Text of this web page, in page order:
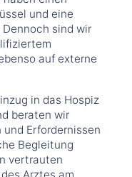
und eine
sind wir
auf externe
in das Hospiz
beraten wir
Erfordernissen
Begleitung
vertrauten